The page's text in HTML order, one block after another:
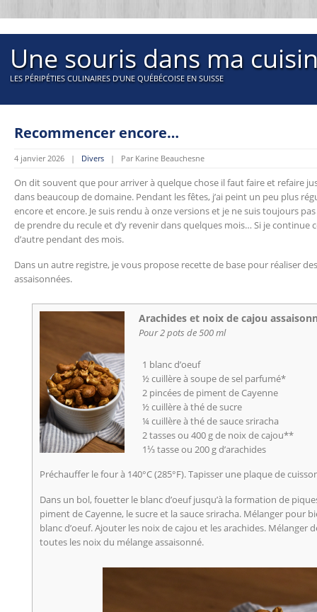
Une souris dans ma
LES PÉRIPÉTIES CULINAIRES D'UNE QUÉBÉCOISE EN SUISSE
Recommencer encore…
4 janvier 2026 | Divers | Par Karine Beauchesne
On dit souvent que pour arriver à quelque chose il faut faire et refaire
dans beaucoup de domaine. Pendant les fêtes, j’ai peint un peu plus
encore et encore. Je suis rendu à onze versions et je ne suis toujours
de prendre du recule et d’y revenir dans quelques mois… Si je continue
d’autre pendant des mois.
Dans un autre registre, je vous propose recette de base pour réaliser
assaisonnées.
Arachides et noix de cajou
Pour 2 pots de 500 ml
1 blanc d’oeuf
½ cuillère à soupe de sel parfumé*
2 pincées de piment de Cayenne
½ cuillère à thé de sucre
¼ cuillère à thé de sauce sriracha
2 tasses ou 400 g de noix de cajou**
1⅓ tasse ou 200 g d’arachides
Préchauffer le four à 140°C (285°F). Tapisser une plaque de
Dans un bol, fouetter le blanc d’oeuf jusqu’à la formation de
piment de Cayenne, le sucre et la sauce sriracha. Mélanger pour
blanc d’oeuf. Ajouter les noix de cajou et les arachides.
toutes les noix du mélange assaisonné.